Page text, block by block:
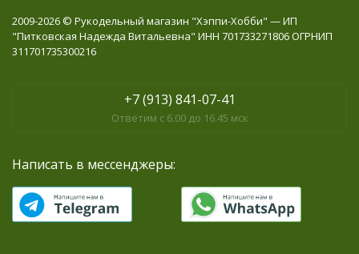
2009-2026 © Рукодельный магазин "Хэппи-Хобби" — ИП
"Питковская Надежда Витальевна" ИНН 701733271806 ОГРНИП
311701735300216
+7 (913) 841-07-41
Ответим с 6.00 до 16.45 мск
Написать в мессенджеры: